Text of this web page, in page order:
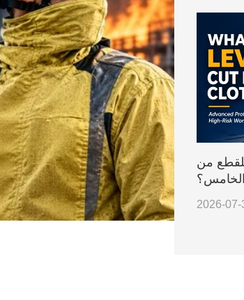
من
2026-07-